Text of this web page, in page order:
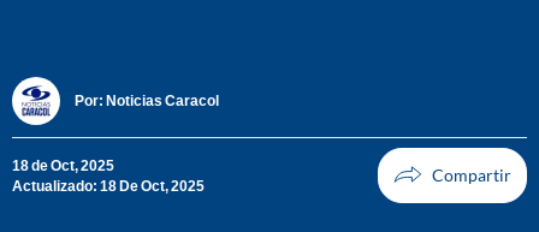
Por: Noticias Caracol
18 de Oct, 2025
Actualizado: 18 De Oct, 2025